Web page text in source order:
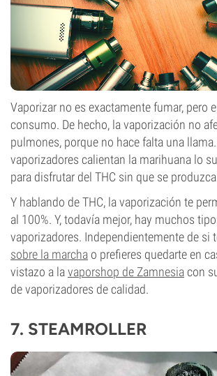
Vaporizar no es exactamente fumar, pero
consumo. De hecho, la vaporización no
pulmones, porque no hace falta una
vaporizadores calientan la marihuana lo
para disfrutar del THC sin que se
Y hablando de THC, la vaporización te
al 100%. Y, todavía mejor, hay muchos
vaporizadores. Independientemente de si
sobre la marcha o prefieres quedarte en
vistazo a lavaporshop de Zamnesiacon
de vaporizadores de calidad.
7. STEAMROLLER